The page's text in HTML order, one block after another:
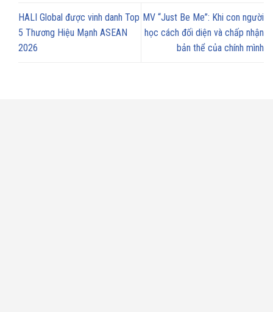
HALI Global được vinh danh Top
5 Thương Hiệu Mạnh ASEAN
2026
MV “Just Be Me”: Khi con người
học cách đối diện và chấp nhận
bản thể của chính mình